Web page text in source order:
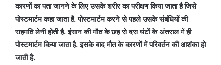
कारणों का पता जानने के लिए उसके शरीर का परीक्षण किया जाता है जिसे
पोस्टमार्टम कहा जाता है. पोस्टमार्टम करने से पहले उसके संबंधियों की
सहमति लेनी होती है. इंसान की मौत के छह से दस घंटों के अंतराल में ही
पोस्टमार्टम किया जाता है. इसके बाद मौत के कारणों में परिवर्तन की आशंका हो
जाती है.